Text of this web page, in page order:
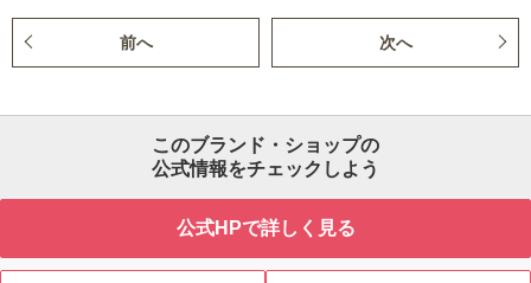
前へ 次へ
このブランド・ショップの
公式情報をチェックしよう
公式HPで詳しく見る